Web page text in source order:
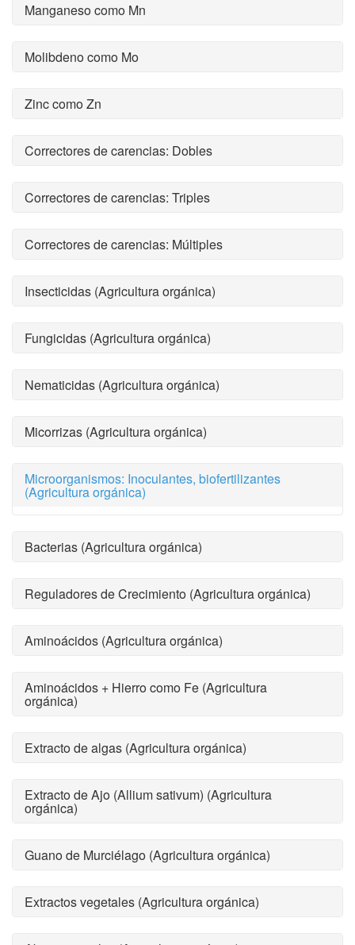
Manganeso como Mn
Molibdeno como Mo
Zinc como Zn
Correctores de carencias: Dobles
Correctores de carencias: Triples
Correctores de carencias: Múltiples
Insecticidas (Agricultura orgánica)
Fungicidas (Agricultura orgánica)
Nematicidas (Agricultura orgánica)
Micorrizas (Agricultura orgánica)
Microorganismos: Inoculantes, biofertilizantes
(Agricultura orgánica)
Bacterias (Agricultura orgánica)
Reguladores de Crecimiento (Agricultura orgánica)
Aminoácidos (Agricultura orgánica)
Aminoácidos + Hierro como Fe (Agricultura
orgánica)
Extracto de algas (Agricultura orgánica)
Extracto de Ajo (Allium sativum) (Agricultura
orgánica)
Guano de Murciélago (Agricultura orgánica)
Extractos vegetales (Agricultura orgánica)